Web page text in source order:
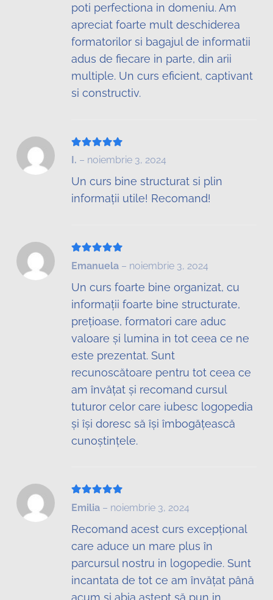
poti perfectiona in domeniu. Am
apreciat foarte mult deschiderea
formatorilor si bagajul de informatii
adus de fiecare in parte, din arii
multiple. Un curs eficient, captivant
si constructiv.
Evaluat la
I. – noiembrie 3, 2024
Un curs bine structurat si plin
informații utile! Recomand!
Emanuela – noiembrie 3, 2024
Un curs foarte bine organizat, cu
informații foarte bine structurate,
prețioase, formatori care aduc
valoare și lumina in tot ceea ce ne
este prezentat. Sunt
recunoscătoare pentru tot ceea ce
am învățat și recomand cursul
tuturor celor care iubesc logopedia
și își doresc să își îmbogățească
cunoștințele.
Evaluat la din 5
Emilia – noiembrie 3, 2024
Recomand acest curs excepțional
care aduce un mare plus în
parcursul nostru in logopedie. Sunt
incantata de tot ce am învățat până
acum și abia aștept să pun in